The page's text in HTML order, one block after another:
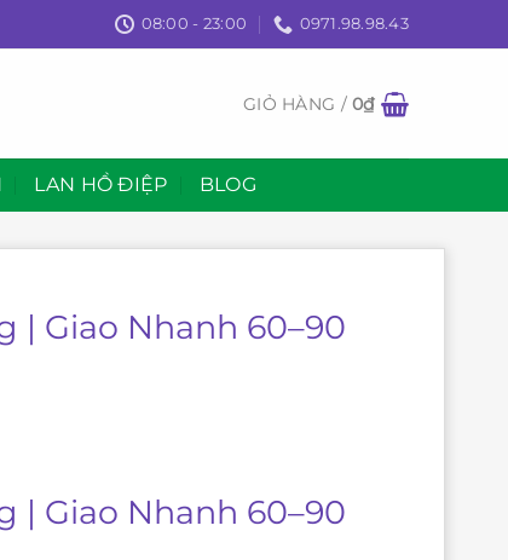
08:00 - 23:00 0971.98.98.43
GIỎ HÀNG /0₫
LAN HỒ ĐIỆP BLOG
| Giao Nhanh 60–90
| Giao Nhanh 60–90